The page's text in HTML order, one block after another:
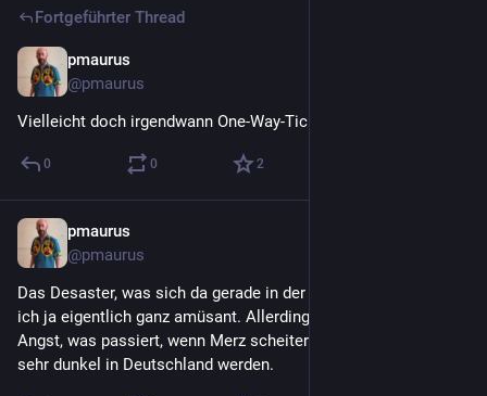
Fortgeführter Thread
pmaurus
@pmaurus
Vielleicht doch irgendwann One-Way-Ticket nach Tansania...
0 0 2
pmaurus
@pmaurus
Das Desaster, was sich da gerade in der CDU abspielt, fände
ich ja eigentlich ganz amüsant. Allerdings macht es mir große
Angst, was passiert, wenn Merz scheitert. Dann könnte es
sehr dunkel in Deutschland werden.